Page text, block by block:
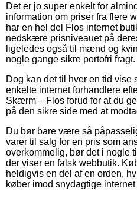
Det er jo super enkelt for
information om priser fra flere
har en hel del Flos internet
nedskære prisniveauet på
ligeledes også til mænd og
nogle gange sikre portofri fragt.
Dog kan det til hver en tid vise
enkelte internet forhandlere
Skærm – Flos forud for at du
på den sikre side med at
Du bør bare være så
varer til salg for en pris som
overkommelig, bør det i nogle
der viser en falsk webbutik.
heldigvis en del af en orden,
køber imod snydagtige